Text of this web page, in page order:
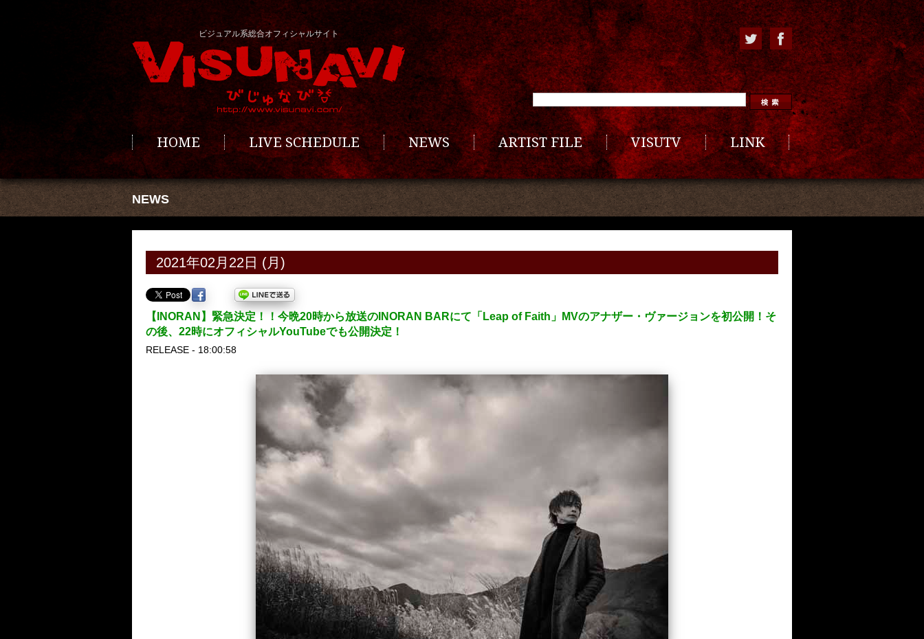
ビジュアル系総合オフィシャルサイト
HOME LIVE SCHEDULE NEWS ARTIST FILE VISUTV LINK
NEWS
2021年02月22日 (月)
【INORAN】緊急決定！！今晩20時から放送のINORAN BARにて「Leap of Faith」MVのアナザー・ヴァージョンを初公開！そ
の後、22時にオフィシャルYouTubeでも公開決定！
RELEASE - 18:00:58